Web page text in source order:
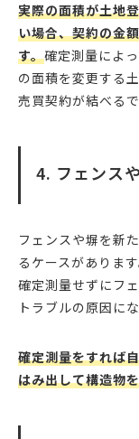
実際の面積が土地
い場合、契約の金
す。確定測量によ
の面積を変更する
売買契約が結べるで
4. フェンス
フェンスや塀を新
るケースがありま
確定測量せずにフ
トラブルの原因に
確定測量をすれば
はみ出して構造物